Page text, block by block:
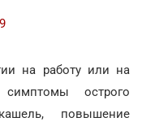
на работу или на
острого
повышение